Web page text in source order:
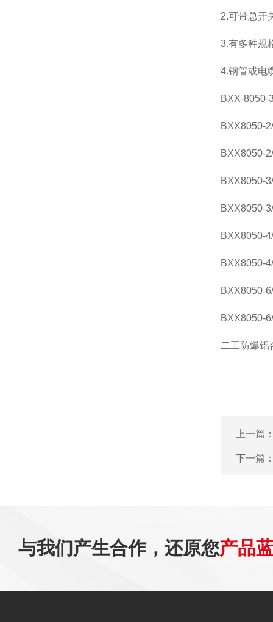
2.可带总开
3.有多种规
4.钢管或电
BXX-8050-
BXX8050-
BXX8050-
BXX8050-
BXX8050-
BXX8050-
BXX8050-
BXX8050-
BXX8050-
二工防爆铝
上一篇
下一篇
与我们产生合作，还原您产品